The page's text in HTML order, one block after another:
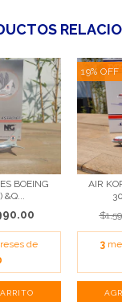
BOEING
&Q...
de
19% OFF
AIR
3